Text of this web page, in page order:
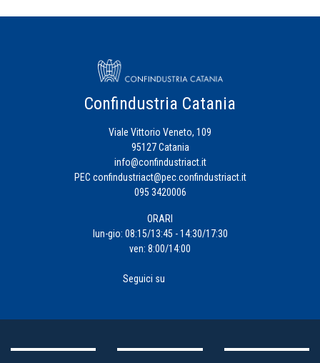
Confindustria Catania
Viale Vittorio Veneto, 109
95127 Catania
info@confindustriact.it
PEC confindustriact@pec.confindustriact.it
095 3420006
ORARI
lun-gio: 08:15/13:45 - 14:30/17:30
ven: 8:00/14:00
Seguici su